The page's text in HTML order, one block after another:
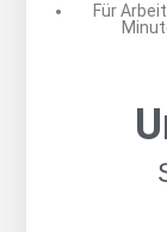
Für